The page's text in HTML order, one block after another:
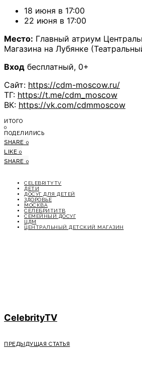
18 июня в 17:00
22 июня в 17:00
Место: Главный атриум
Магазина на Лубянке
Вход бесплатный, 0+
Сайт: https://cdm-moscow.ru/
ТГ: https://t.me/cdm_moscow
ВК: https://vk.com/cdmmoscow
ИТОГО
0
ПОДЕЛИЛИСЬ
SHARE 0
LIKE 0
SHARE 0
CELEBRITYTV
ДЕТИ
ДОСУГ ДЛЯ ДЕТЕЙ
ЗДОРОВЬЕ
МОСКВА
СЕЛЕБРИТИТВ
СЕМЕЙНЫЙ ДОСУГ
ЦДМ
ЦЕНТРАЛЬНЫЙ ДЕТСКИЙ МАГАЗИН
CelebrityTV
ПРЕДЫДУЩАЯ СТАТЬЯ